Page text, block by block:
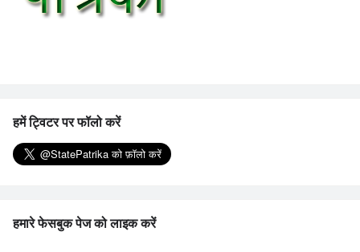
हमें ट्विटर पर फॉलो करें
हमारे फेसबुक पेज को लाइक करें